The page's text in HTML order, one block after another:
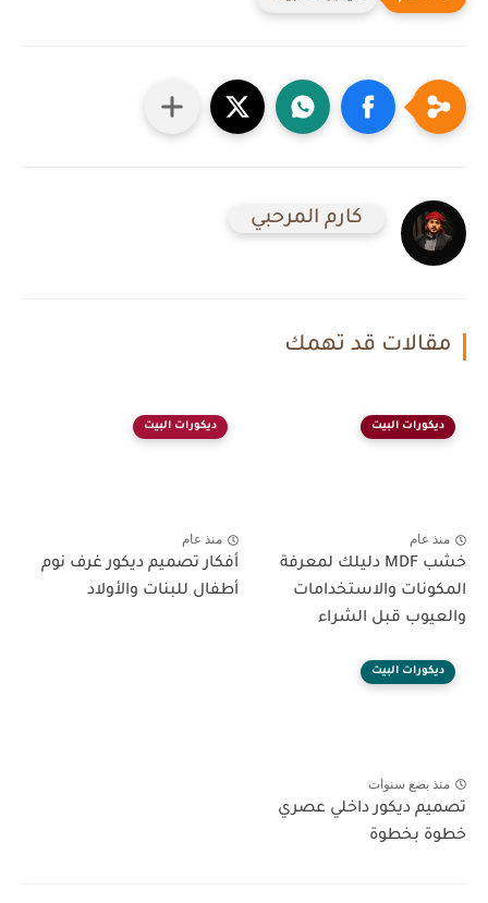
كارم المرحبي
مقالات قد تهمك
ديكورات البيت
منذ عام
خشب MDF دليلك لمعرفة
المكونات والاستخدامات
والعيوب قبل الشراء
ديكورات البيت
منذ عام
أفكار تصميم ديكور غرف نوم
أطفال للبنات والأولاد
ديكورات البيت
منذ بضع سنوات
تصميم ديكور داخلي عصري
خطوة بخطوة